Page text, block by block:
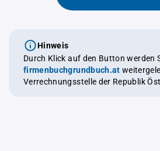
Hinweis
Durch Klick auf den Button werden
firmenbuchgrundbuch.at weitergeleitet, eine offizielle
Verrechnungsstelle der Republik